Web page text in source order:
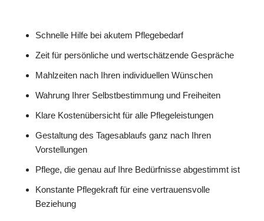
Schnelle Hilfe bei akutem Pflegebedarf
Zeit für persönliche und wertschätzende Gespräche
Mahlzeiten nach Ihren individuellen Wünschen
Wahrung Ihrer Selbstbestimmung und Freiheiten
Klare Kostenübersicht für alle Pflegeleistungen
Gestaltung des Tagesablaufs ganz nach Ihren
Vorstellungen
Pflege, die genau auf Ihre Bedürfnisse abgestimmt ist
Konstante Pflegekraft für eine vertrauensvolle
Beziehung